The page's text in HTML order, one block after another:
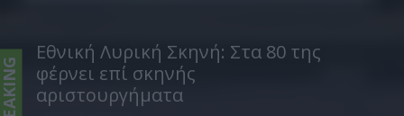
Εθνική Λυρική Σκηνή: Στα 80 της
φέρνει επί σκηνής
αριστουργήματα